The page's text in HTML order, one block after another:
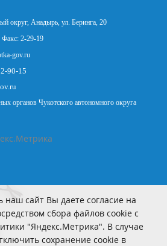
округ, Анадырь, ул. Беринга, 20
2-29-19
gov.ru
90-15
органов Чукотского автономного округа
наш сайт Вы даете согласие на
сбора файлов cookie с
"Яндекс.Метрика". В случае
сохранение cookie в